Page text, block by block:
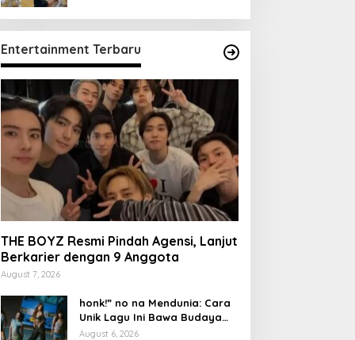
Entertainment Terbaru
THE BOYZ Resmi Pindah Agensi, Lanjut
Berkarier dengan 9 Anggota
August 7, 2026
honk!” no na Mendunia: Cara
Unik Lagu Ini Bawa Budaya
Indonesia
August 6, 2026